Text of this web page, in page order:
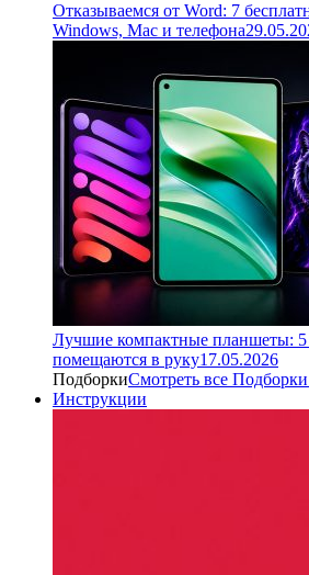
Отказываемся от Word: 7
Windows, Mac и телефона
Лучшие компактные планшеты: 5
помещаются в руку17.05.2026
ПодборкиСмотреть все Подборки
Инструкции